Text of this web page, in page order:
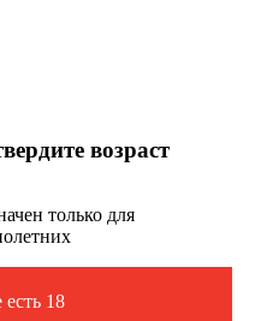
возраст
только для
18